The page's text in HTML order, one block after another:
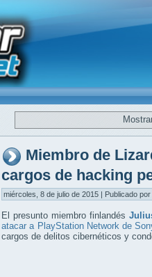
Miembro de
cargos de hacking
miércoles, 8 de julio de 2015 | Publicado
El presunto miembro finlandés
atacar a PlayStation Network de
cargos de delitos cibernéticos y